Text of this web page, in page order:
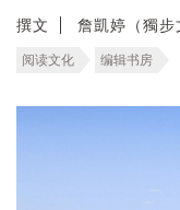
撰文 詹凱婷（獨步
阅读文化 编辑书房